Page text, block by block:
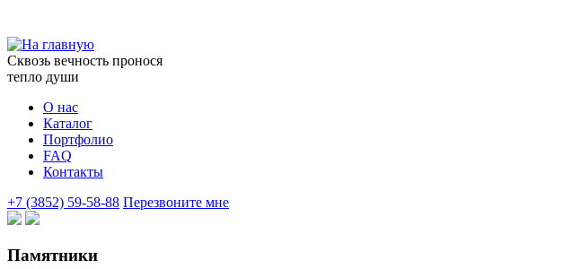
Сквозь вечность пронося
тепло души
О нас
Каталог
Портфолио
FAQ
Контакты
+7 (3852) 59-58-88 Перезвоните мне
Памятники